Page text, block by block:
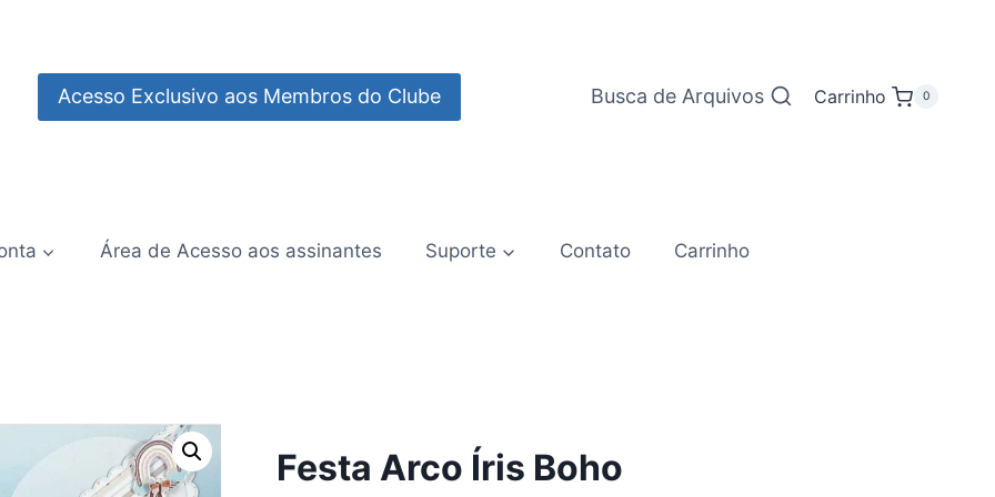
Acesso Exclusivo aos Membros do Clube Busca de Arquivos Carrinho 0
Área de Acesso aos assinantes Suporte Contato Carrinho
Festa Arco Íris Boho